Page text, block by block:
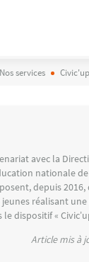
Nos services
avec la
nationale
depuis
réalisant
dispositif «
Article mis à